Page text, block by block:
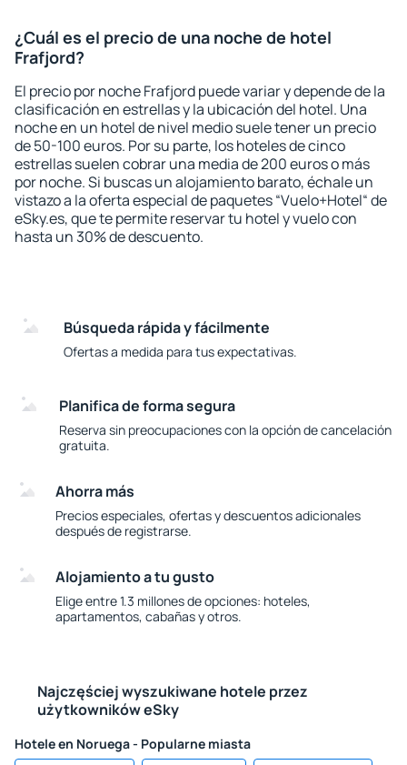
¿Cuál es el precio de una noche de hotel
Frafjord?
El precio por noche Frafjord puede variar y depende de la
clasificación en estrellas y la ubicación del hotel. Una
noche en un hotel de nivel medio suele tener un precio
de 50-100 euros. Por su parte, los hoteles de cinco
estrellas suelen cobrar una media de 200 euros o más
por noche. Si buscas un alojamiento barato, échale un
vistazo a la oferta especial de paquetes “Vuelo+Hotel“ de
eSky.es, que te permite reservar tu hotel y vuelo con
hasta un 30% de descuento.
Búsqueda rápida y fácilmente
Ofertas a medida para tus expectativas.
Planifica de forma segura
Reserva sin preocupaciones con la opción de cancelación
gratuita.
Ahorra más
Precios especiales, ofertas y descuentos adicionales
después de registrarse.
Alojamiento a tu gusto
Elige entre 1.3 millones de opciones: hoteles,
apartamentos, cabañas y otros.
Najczęściej wyszukiwane hotele przez
użytkowników eSky
Hotele en Noruega - Popularne miasta